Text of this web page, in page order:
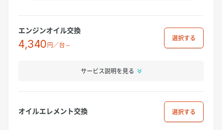
エンジンオイル交換
4,340円／台～
選択
サービス説明を見る
オイルエレメント交換 選択